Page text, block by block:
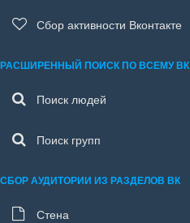
Сбор активности Вконтакте
РАСШИРЕННЫЙ ПОИСК ПО ВСЕМУ ВК
Поиск людей
Поиск групп
СБОР АУДИТОРИИ ИЗ РАЗДЕЛОВ ВК
Стена